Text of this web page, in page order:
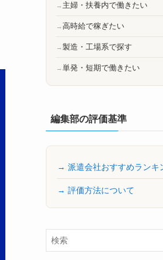
主婦・扶養内で働きたい
高時給で稼ぎたい
製造・工場系で探す
単発・短期で働きたい
編集部の評価基準
→ 派遣会社おすすめランキ
→ 評価方法について